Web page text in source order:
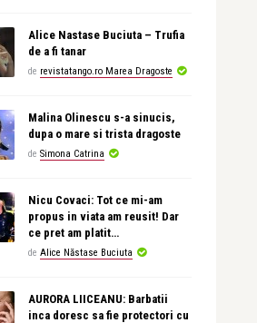
Alice Nastase Buciuta – Trufia
de a fi tanar
de revistatango.ro Marea Dragoste
Malina Olinescu s-a sinucis,
dupa o mare si trista dragoste
de Simona Catrina
Nicu Covaci: Tot ce mi-am
propus in viata am reusit! Dar
ce pret am platit…
de Alice Năstase Buciuta
AURORA LIICEANU: Barbatii
inca doresc sa fie protectori cu